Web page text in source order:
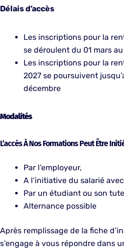
Délais d’accès
Les inscriptions pour la
se déroulent du 01 mars
Les inscriptions pour la
2027 se poursuivent
décembre
Modalités
L’accès À Nos Formations Peut Être
Par l’employeur,
A l’initiative du salarié
Par un étudiant ou son
Alternance possible
Après remplissage de la fiche
s’engage à vous répondre dans